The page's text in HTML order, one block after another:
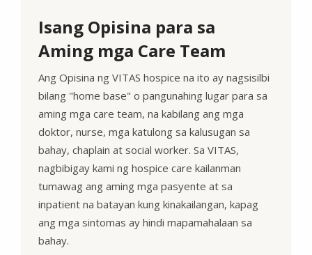
Isang Opisina para sa
Aming mga Care Team
Ang Opisina ng VITAS hospice na ito ay nagsisilbi
bilang "home base" o pangunahing lugar para sa
aming mga care team, na kabilang ang mga
doktor, nurse, mga katulong sa kalusugan sa
bahay, chaplain at social worker. Sa VITAS,
nagbibigay kami ng hospice care kailanman
tumawag ang aming mga pasyente at sa
inpatient na batayan kung kinakailangan, kapag
ang mga sintomas ay hindi mapamahalaan sa
bahay.